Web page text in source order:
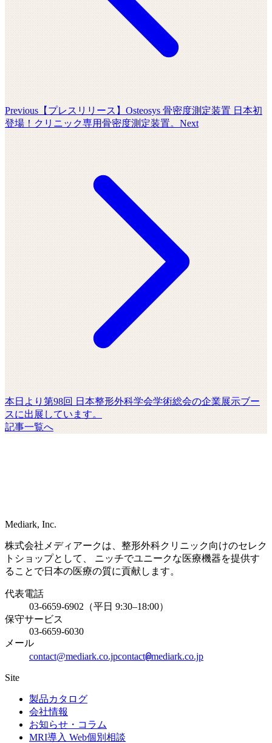
Previous 【プレスリリース】Osteosys 骨密度測定装置 日本初
登場！クリニック専用骨密度測定装置。 Next
本日より第98回 日本整形外科学会学術総会の企業展示ブー
スに出展しています。
記事一覧へ
Mediark, Inc.
株式会社メディアークは、整形外科クリニック向けのセレク
トショップとして、 ニッチでユニークな医療機器を提供す
ることで日本の医療の質に貢献します。
代表電話
03-6659-6902（平日 9:30–18:00）
保守サービス
03-6659-6030
メール
contact@mediark.co.jpcontact@mediark.co.jp
Site
製品カタログ
会社情報
お知らせ・コラム
MRI導入 Web個別相談